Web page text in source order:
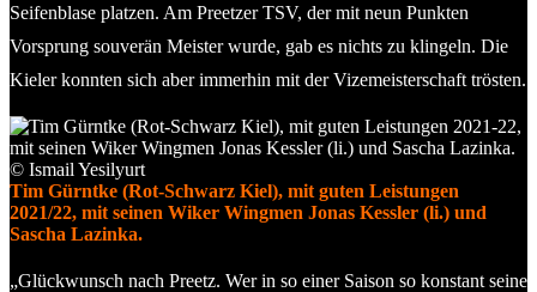
Seifenblase platzen. Am Preetzer TSV, der mit neun Punkten
Vorsprung souverän Meister wurde, gab es nichts zu klingeln. Die
Kieler konnten sich aber immerhin mit der Vizemeisterschaft trösten.
Tim Gürntke (Rot-Schwarz Kiel), mit guten Leistungen
2021/22, mit seinen Wiker Wingmen Jonas Kessler (li.) und
Sascha Lazinka.
„Glückwunsch nach Preetz. Wer in so einer Saison so konstant seine